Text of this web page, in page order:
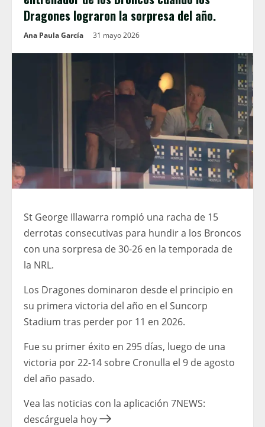
Dragones lograron la sorpresa del año.
Ana Paula García 31 mayo 2026
St George Illawarra rompió una racha de 15
derrotas consecutivas para hundir a los Broncos
con una sorpresa de 30-26 en la temporada de
la NRL.
Los Dragones dominaron desde el principio en
su primera victoria del año en el Suncorp
Stadium tras perder por 11 en 2026.
Fue su primer éxito en 295 días, luego de una
victoria por 22-14 sobre Cronulla el 9 de agosto
del año pasado.
Vea las noticias con la aplicación 7NEWS:
descárguela hoy